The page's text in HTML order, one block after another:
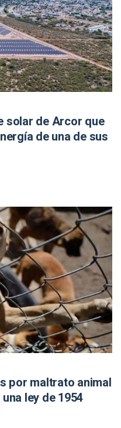
solar de Arcor que
de una de sus
por maltrato animal
ley de 1954